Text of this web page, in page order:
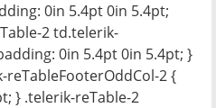
0in 5.4pt 0in 5.4pt;
2 td.telerik-
0in 5.4pt 0in 5.4pt; }
2 {
} .telerik-reTable-2